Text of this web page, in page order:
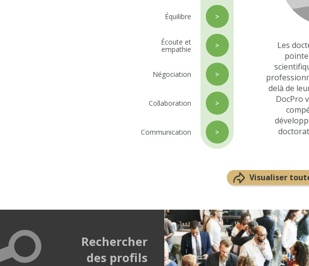
>
Équilibre
>
Écoute et
empathie
>
Négociation
>
Collaboration
>
Communication
Les
delà de
DocPro
Visualiser
Rechercher
des profils